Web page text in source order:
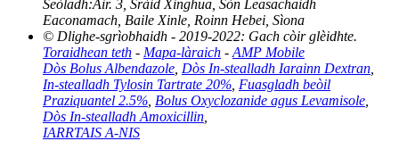
Seòladh:Àir. 3, Sràid Xinghua, Sòn Leasachaidh
Eaconamach, Baile Xinle, Roinn Hebei, Sìona
© Dlighe-sgrìobhaidh - 2019-2022: Gach còir glèidhte.
Toraidhean teth - Mapa-làraich - AMP Mobile
Dòs Bolus Albendazole Dòs In-stealladh Iarainn Dextran
In-stealladh Tylosin Tartrate 20% Fuasgladh beòil
Praziquantel 2.5% Bolus Oxyclozanide agus Levamisole
Dòs In-stealladh Amoxicillin
IARRTAIS A-NIS